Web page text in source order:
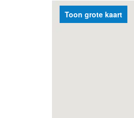
Toon grote kaart